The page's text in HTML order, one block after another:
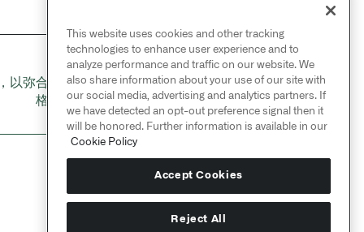
NEXT
以弥合电子健康记录
格式之间的差距
→
This website uses cookies and other tracking
technologies to enhance user experience and to
analyze performance and traffic on our website. We
also share information about your use of our site with
our social media, advertising and analytics partners. If
we have detected an opt-out preference signal then it
will be honored. Further information is available in our
Cookie Policy
Accept Cookies
Reject All